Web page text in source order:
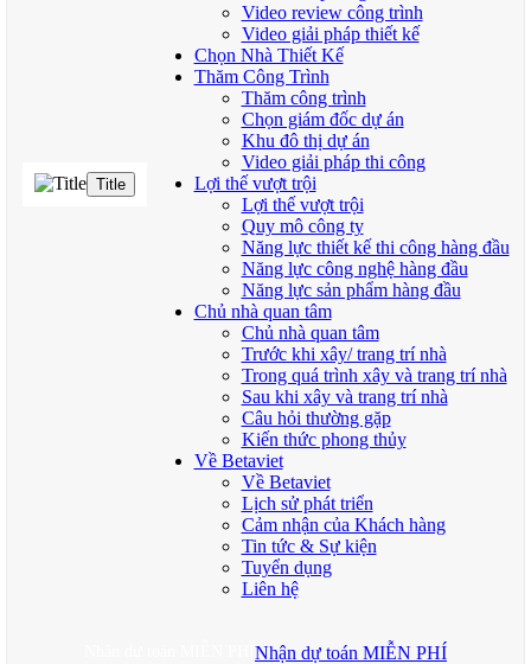
Title
Video review công trình
Video giải pháp thiết kế
Chọn Nhà Thiết Kế
Thăm Công Trình
Thăm công trình
Chọn giám đốc dự án
Khu đô thị dự án
Video giải pháp thi công
Lợi thế vượt trội
Lợi thế vượt trội
Quy mô công ty
Năng lực thiết kế thi công hàng đầu
Năng lực công nghệ hàng đầu
Năng lực sản phẩm hàng đầu
Chủ nhà quan tâm
Chủ nhà quan tâm
Trước khi xây/ trang trí nhà
Trong quá trình xây và trang trí nhà
Sau khi xây và trang trí nhà
Câu hỏi thường gặp
Kiến thức phong thủy
Về Betaviet
Về Betaviet
Lịch sử phát triển
Cảm nhận của Khách hàng
Tin tức & Sự kiện
Tuyển dụng
Liên hệ
Nhận dự toán MIỄN PHÍ